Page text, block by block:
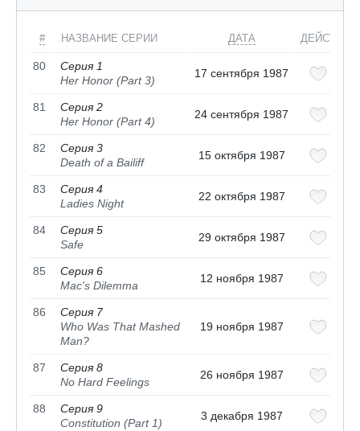
# НАЗВАНИЕ СЕРИИ ДАТА ДЕЙСТВИЯ
80
Серия 1
Her Honor (Part 3)
17 сентября 1987
81
Серия 2
Her Honor (Part 4)
24 сентября 1987
82
Серия 3
Death of a Bailiff
15 октября 1987
83
Серия 4
Ladies Night
22 октября 1987
84
Серия 5
Safe
29 октября 1987
85
Серия 6
Mac's Dilemma
12 ноября 1987
86
Серия 7
Who Was That Mashed
Man?
19 ноября 1987
87
Серия 8
No Hard Feelings
26 ноября 1987
88
Серия 9
Constitution (Part 1)
3 декабря 1987